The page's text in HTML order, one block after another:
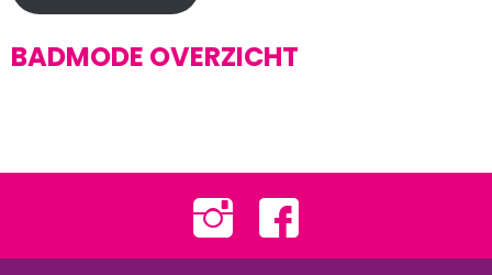
BADMODE OVERZICHT